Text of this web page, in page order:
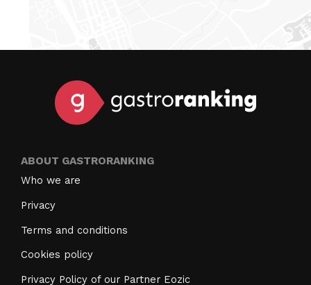
ABOUT GASTRORANKING
Who we are
Privacy
Terms and conditions
Cookies policy
Privacy Policy of our Partner Eozic